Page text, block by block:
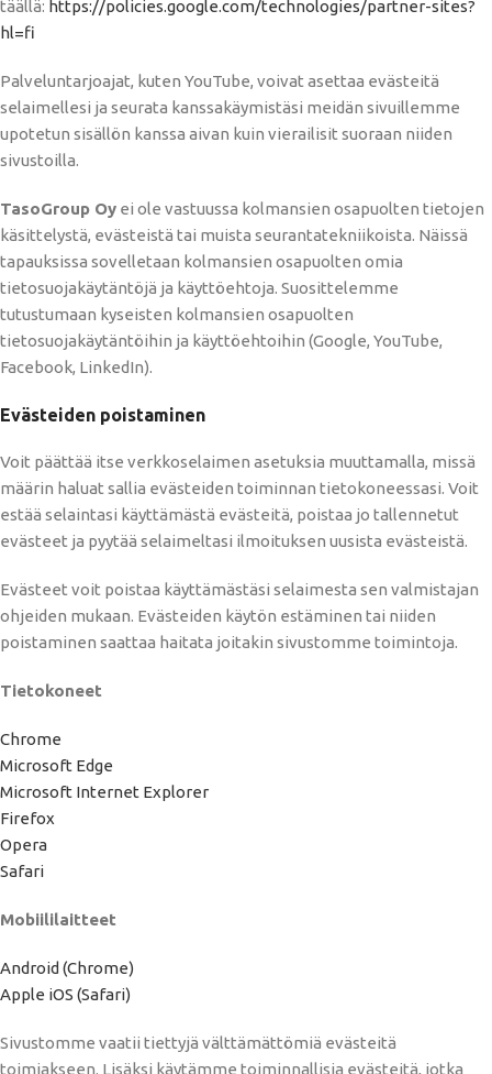
täällä: https://policies.google.com/technologies/partner-sites?
hl=fi
Palveluntarjoajat, kuten YouTube, voivat asettaa evästeitä
selaimellesi ja seurata kanssakäymistäsi meidän sivuillemme
upotetun sisällön kanssa aivan kuin vierailisit suoraan niiden
sivustoilla.
TasoGroup Oy ei ole vastuussa kolmansien osapuolten tietojen
käsittelystä, evästeistä tai muista seurantatekniikoista. Näissä
tapauksissa sovelletaan kolmansien osapuolten omia
tietosuojakäytäntöjä ja käyttöehtoja. Suosittelemme
tutustumaan kyseisten kolmansien osapuolten
tietosuojakäytäntöihin ja käyttöehtoihin (Google, YouTube,
Facebook, LinkedIn).
Evästeiden poistaminen
Voit päättää itse verkkoselaimen asetuksia muuttamalla, missä
määrin haluat sallia evästeiden toiminnan tietokoneessasi. Voit
estää selaintasi käyttämästä evästeitä, poistaa jo tallennetut
evästeet ja pyytää selaimeltasi ilmoituksen uusista evästeistä.
Evästeet voit poistaa käyttämästäsi selaimesta sen valmistajan
ohjeiden mukaan. Evästeiden käytön estäminen tai niiden
poistaminen saattaa haitata joitakin sivustomme toimintoja.
Tietokoneet
Chrome
Microsoft Edge
Microsoft Internet Explorer
Firefox
Opera
Safari
Mobiililaitteet
Android (Chrome)
Apple iOS (Safari)
Sivustomme vaatii tiettyjä välttämättömiä evästeitä
toimiakseen. Lisäksi käytämme toiminnallisia evästeitä, jotka